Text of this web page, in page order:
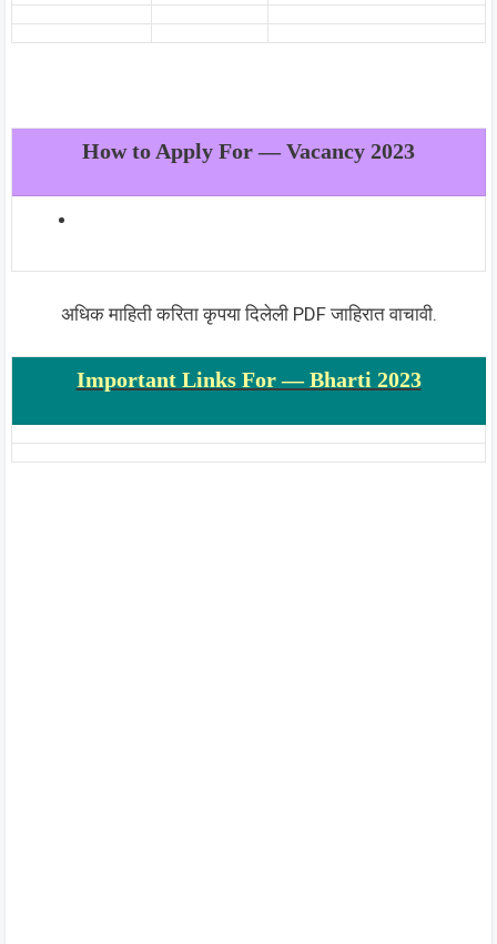
How to Apply For — Vacancy 2023
अधिक माहिती करिता कृपया दिलेली PDF जाहिरात वाचावी.
Important Links For — Bharti 2023